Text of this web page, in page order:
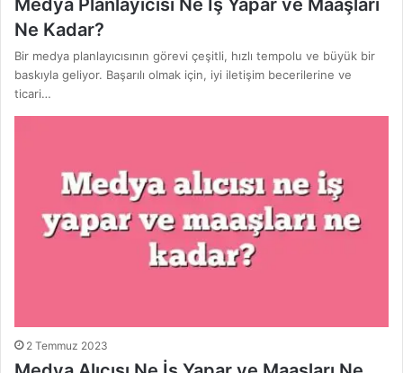
Medya Planlayıcısı Ne İş Yapar ve Maaşları
Ne Kadar?
Bir medya planlayıcısının görevi çeşitli, hızlı tempolu ve büyük bir
baskıyla geliyor. Başarılı olmak için, iyi iletişim becerilerine ve
ticari…
2 Temmuz 2023